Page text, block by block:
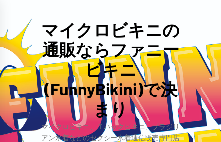
テ
ン
ツ
へ
ッ
プ
マイクロビキニの
通販ならファニー
ビキニ
(FunnyBikini)で決
まり
マイクロビキニ、Ｔバックビキニ、ブラジリ
アン水着などのセクシー水着通信販売専門店